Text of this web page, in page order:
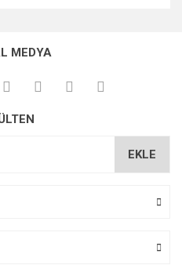
ederiz.
bulunuyor.
MEDYA
EKLE